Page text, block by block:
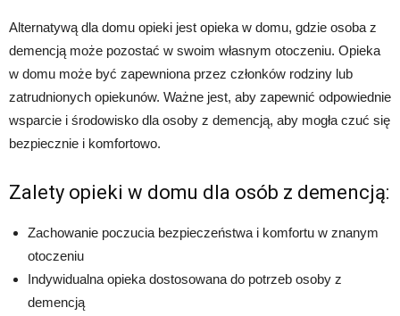
Alternatywą dla domu opieki jest opieka w domu, gdzie osoba z
demencją może pozostać w swoim własnym otoczeniu. Opieka
w domu może być zapewniona przez członków rodziny lub
zatrudnionych opiekunów. Ważne jest, aby zapewnić odpowiednie
wsparcie i środowisko dla osoby z demencją, aby mogła czuć się
bezpiecznie i komfortowo.
Zalety opieki w domu dla osób z demencją:
Zachowanie poczucia bezpieczeństwa i komfortu w znanym
otoczeniu
Indywidualna opieka dostosowana do potrzeb osoby z
demencją